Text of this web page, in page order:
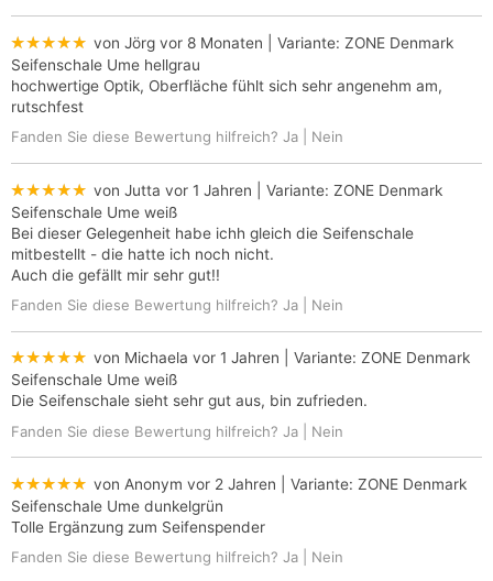
★★★★★ von Jörg vor 8 Monaten | Variante: ZONE Denmark
Seifenschale Ume hellgrau
hochwertige Optik, Oberfläche fühlt sich sehr angenehm am,
rutschfest
Fanden Sie diese Bewertung hilfreich? Ja Nein
★★★★★ von Jutta vor 1 Jahren | Variante: ZONE Denmark
Seifenschale Ume weiß
Bei dieser Gelegenheit habe ichh gleich die Seifenschale
mitbestellt - die hatte ich noch nicht.
Auch die gefällt mir sehr gut!!
Fanden Sie diese Bewertung hilfreich? Ja Nein
★★★★★ von Michaela vor 1 Jahren | Variante: ZONE Denmark
Seifenschale Ume weiß
Die Seifenschale sieht sehr gut aus, bin zufrieden.
Fanden Sie diese Bewertung hilfreich? Ja Nein
★★★★★ von Anonym vor 2 Jahren | Variante: ZONE Denmark
Seifenschale Ume dunkelgrün
Tolle Ergänzung zum Seifenspender
Fanden Sie diese Bewertung hilfreich? Ja Nein